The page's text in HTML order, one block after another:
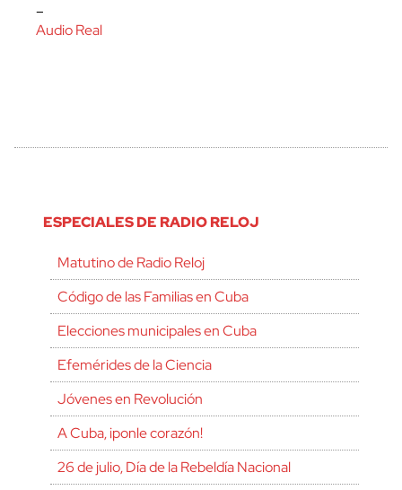
–
Audio Real
ESPECIALES DE RADIO RELOJ
Matutino de Radio Reloj
Código de las Familias en Cuba
Elecciones municipales en Cuba
Efemérides de la Ciencia
Jóvenes en Revolución
A Cuba, ¡ponle corazón!
26 de julio, Día de la Rebeldía Nacional